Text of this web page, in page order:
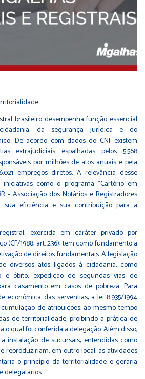
brasileiro desempenha função essencial
da segurança jurídica e do
De acordo com dados do CNJ, existem
extrajudiciais espalhadas pelos 5.568
por milhões de atos anuais e pela
empregos diretos. A relevância desse
como o programa "Cartório em
- Associação dos Notários e Registradores
sua eficiência e sua contribuição para a
exercida em caráter privado por
(CF/1988, art. 236), tem como fundamento a
de direitos fundamentais. A legislação
diversos atos ligados à cidadania, como
e óbito, expedição de segundas vias de
casamento em casos de pobreza. Para
econômica das serventias, a lei 8.935/1994
de atribuições, ao mesmo tempo
de territorialidade, proibindo a prática de
o qual foi conferida a delegação. Além disso,
instalação de sucursais, entendidas como
reproduziriam, em outro local, as atividades
o princípio da territorialidade e geraria
delegatários.